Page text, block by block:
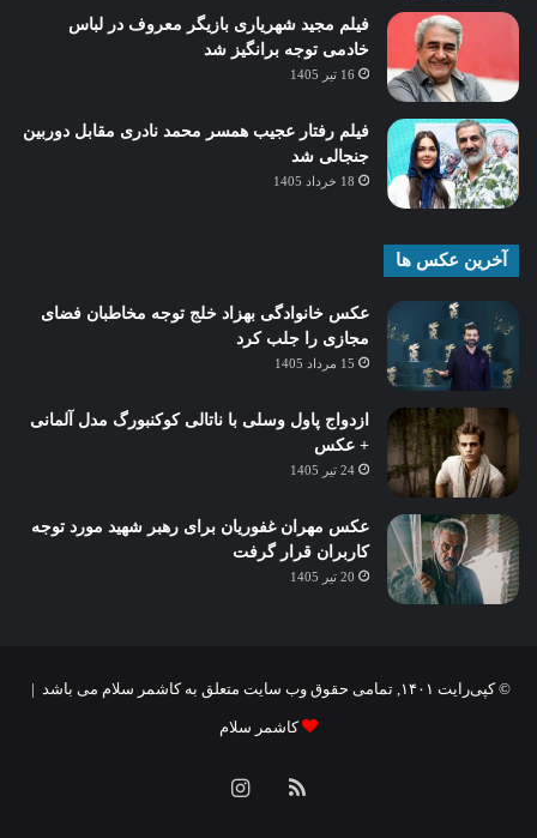
فیلم مجید شهریاری بازیگر معروف در لباس
خادمی توجه برانگیز شد
16 تیر 1405
فیلم رفتار عجیب همسر محمد نادری مقابل دوربین
جنجالی شد
18 خرداد 1405
آخرین عکس ها
عکس خانوادگی بهزاد خلج توجه مخاطبان فضای
مجازی را جلب کرد
15 مرداد 1405
ازدواج پاول وسلی با ناتالی کوکنبورگ مدل آلمانی
+ عکس
24 تیر 1405
عکس مهران غفوریان برای رهبر شهید مورد توجه
کاربران قرار گرفت
20 تیر 1405
© کپی‌رایت ۱۴۰۱, تمامی حقوق وب سایت متعلق به کاشمر سلام می باشد |
کاشمر سلام
خوراکاینستاگرام